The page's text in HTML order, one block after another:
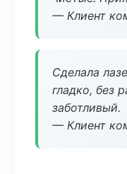
— Клиент
Сделала
гладко, без
заботливый.
— Клиент